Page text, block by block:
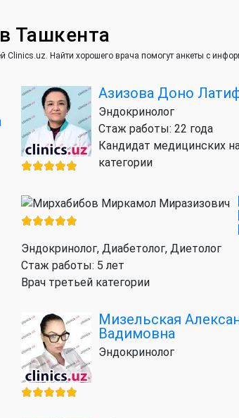
Ташкента
Clinics.uz. Найти хорошего врача помогут анкеты с
Азизова Доно
Эндокринолог
Стаж работы: 22 года
Кандидат медицинских
категории
Эндокринолог, Диабетолог, Диетолог
Стаж работы: 5 лет
Врач третьей категории
Мизельская
Вадимовна
Эндокринолог